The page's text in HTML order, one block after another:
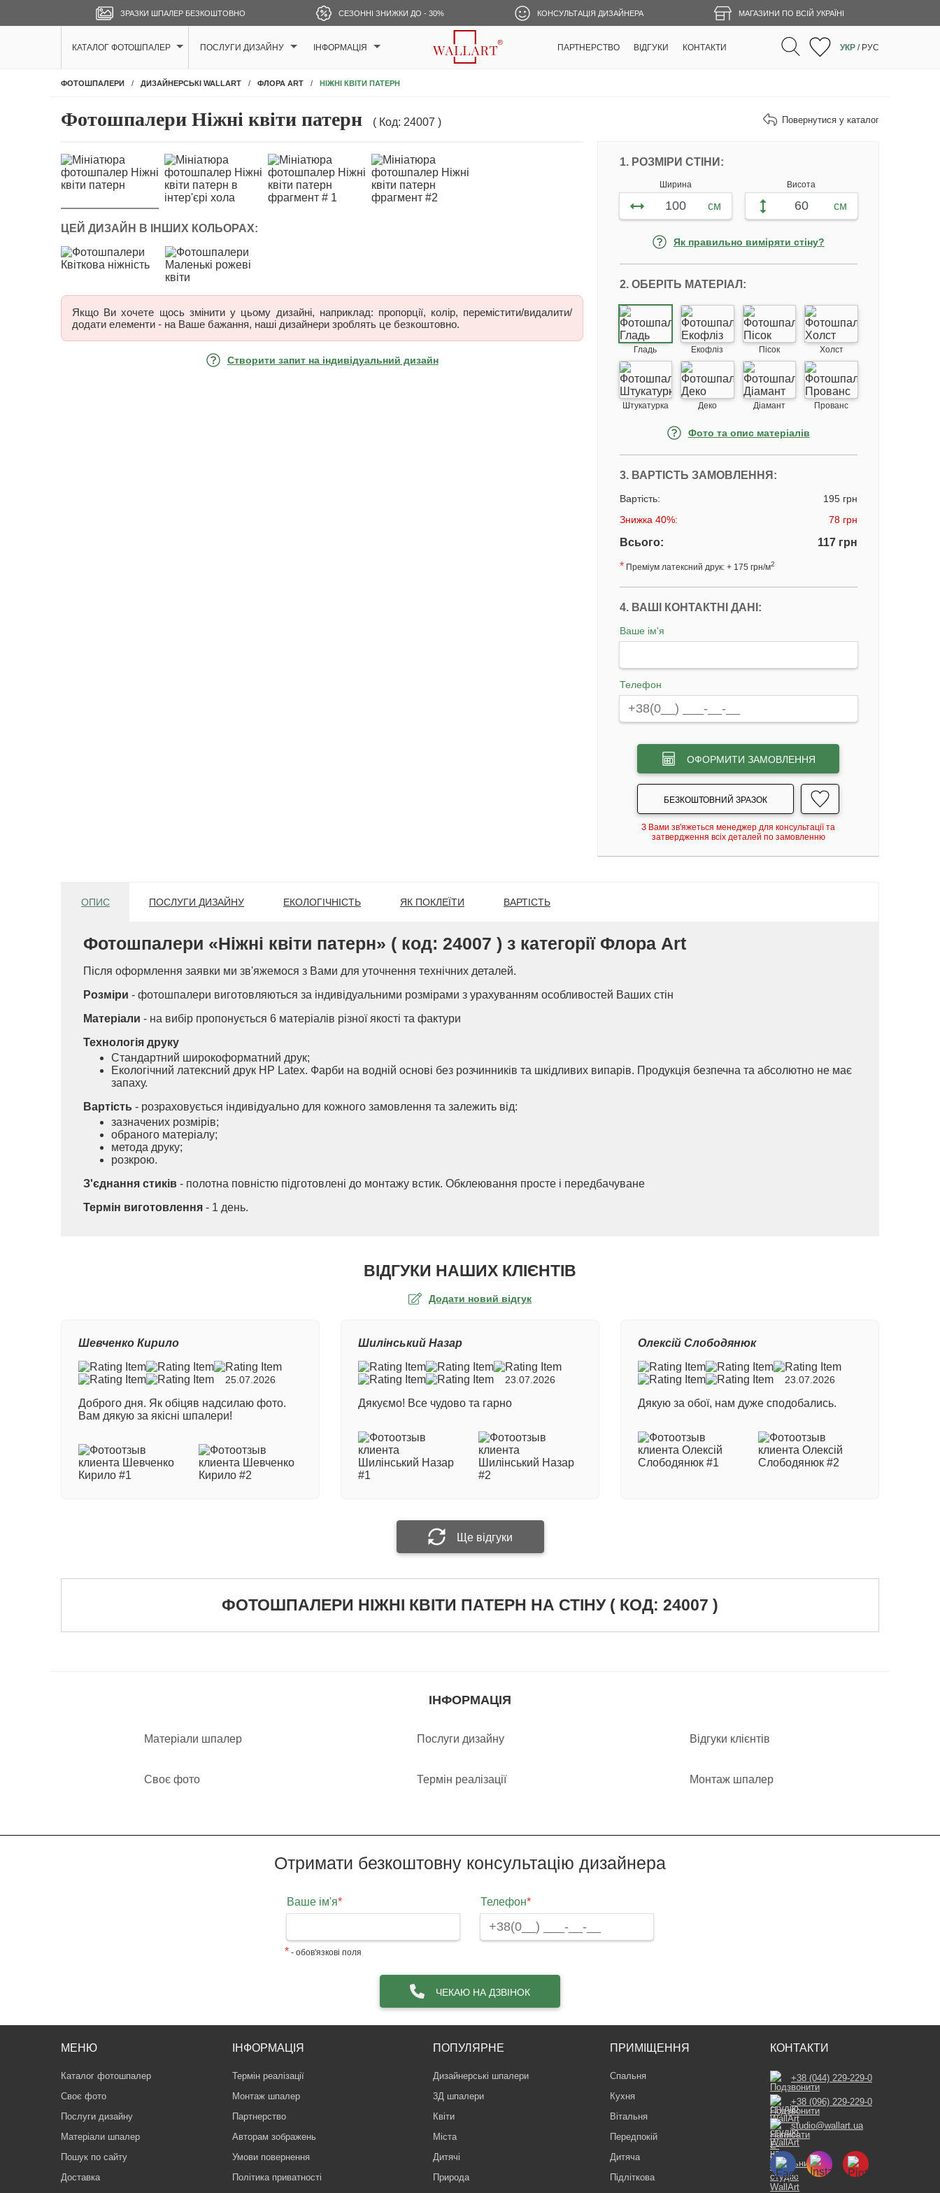
ЗРАЗКИ ШПАЛЕР БЕЗКОШТОВНО СЕЗОННІ ЗНИЖКИ ДО - 30% КОНСУЛЬТАЦІЯ ДИЗАЙНЕРА МАГАЗИНИ ПО ВСІЙ УКРАЇНІ
КАТАЛОГ ФОТОШПАЛЕР ПОСЛУГИ ДИЗАЙНУ ІНФОРМАЦІЯ ПАРТНЕРСТВО ВІДГУКИ КОНТАКТИ УКР / РУС
ФОТОШПАЛЕРИ ДИЗАЙНЕРСЬКІ WALLART ФЛОРА ART НІЖНІ КВІТИ ПАТЕРН
Фотошпалери Ніжні квіти патерн ( Код: 24007 ) Повернутися у каталог
ЦЕЙ ДИЗАЙН В ІНШИХ КОЛЬОРАХ:
Якщо Ви хочете щось змінити у цьому дизайні, наприклад: пропорції, колір, перемістити/видалити/
додати елементи - на Ваше бажання, наші дизайнери зроблять це безкоштовно.
Створити запит на індивідуальний дизайн
1. РОЗМІРИ СТІНИ:
Ширина
см
Висота
см
Як правильно виміряти стіну?
2. ОБЕРІТЬ МАТЕРІАЛ:
Гладь Екофліз Пісок Холст
Штукатурка Деко Діамант Прованс
Фото та опис матеріалів
3. ВАРТІСТЬ ЗАМОВЛЕННЯ:
Вартість:
195 грн
Знижка 40%:
78 грн
Всього:
117 грн
* Преміум латексний друк: + 175 грн/м2
4. ВАШІ КОНТАКТНІ ДАНІ:
Ваше ім'я
Телефон
ОФОРМИТИ ЗАМОВЛЕННЯ
БЕЗКОШТОВНИЙ ЗРАЗОК
З Вами зв'яжеться менеджер для консультації та
затвердження всіх деталей по замовленню
ОПИС ПОСЛУГИ ДИЗАЙНУ ЕКОЛОГІЧНІСТЬ ЯК ПОКЛЕЇТИ ВАРТІСТЬ
Фотошпалери «Ніжні квіти патерн» ( код: 24007 ) з категорії Флора Art
Після оформлення заявки ми зв'яжемося з Вами для уточнення технічних деталей.
Розміри - фотошпалери виготовляються за індивідуальними розмірами з урахуванням особливостей Ваших стін
Матеріали - на вибір пропонується 6 матеріалів різної якості та фактури
Технологія друку
Стандартний широкоформатний друк;
Екологічний латексний друк HP Latex. Фарби на водній основі без розчинників та шкідливих випарів. Продукція безпечна та абсолютно не має
запаху.
Вартість - розраховується індивідуально для кожного замовлення та залежить від:
зазначених розмірів;
обраного матеріалу;
метода друку;
розкрою.
З'єднання стиків - полотна повністю підготовлені до монтажу встик. Обклеювання просте і передбачуване
Термін виготовлення - 1 день.
ВІДГУКИ НАШИХ КЛІЄНТІВ
Додати новий відгук
Ваша оцінка
Номер замовлення
Ваш відгук
Надіслати відгук
Шевченко Кирило
25.07.2026
Доброго дня. Як обіцяв надсилаю фото.
Вам дякую за якісні шпалери!
Шилінський Назар
23.07.2026
Дякуємо! Все чудово та гарно
Олексій Слободянюк
23.07.2026
Дякую за обої, нам дуже сподобались.
Ще відгуки
ФОТОШПАЛЕРИ НІЖНІ КВІТИ ПАТЕРН НА СТІНУ ( КОД: 24007 )
ІНФОРМАЦІЯ
Матеріали шпалер Послуги дизайну Відгуки клієнтів
Своє фото Термін реалізації Монтаж шпалер
Отримати безкоштовну консультацію дизайнера
Ваше ім'я* Телефон*
* - обов'язкові поля
ЧЕКАЮ НА ДЗВІНОК
МЕНЮ
Каталог фотошпалер
Своє фото
Послуги дизайну
Матеріали шпалер
Пошук по сайту
Доставка
ІНФОРМАЦІЯ
Термін реалізації
Монтаж шпалер
Партнерство
Авторам зображень
Умови повернення
Політика приватності
ПОПУЛЯРНЕ
Дизайнерські шпалери
3Д шпалери
Квіти
Міста
Дитячі
Природа
ПРИМІЩЕННЯ
Спальня
Кухня
Вітальня
Передпокій
Дитяча
Підліткова
КОНТАКТИ
+38 (044) 229-229-0
+38 (096) 229-229-0
studio@wallart.ua